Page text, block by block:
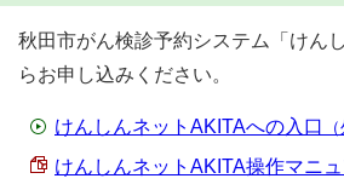
秋田市がん検診予約システム「けん
らお申し込みください。
けんしんネットAKITAへの入口
けんしんネットAKITA操作マニ